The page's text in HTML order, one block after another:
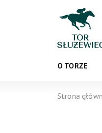
O TORZE
Strona